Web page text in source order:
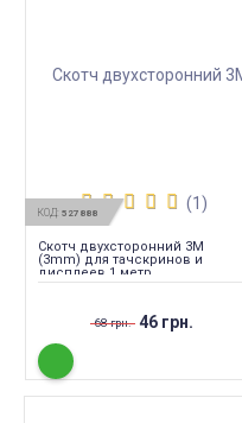
КОД: 527888
(1)
Скотч двухсторонний 3M
(3mm) для тачскринов и
дисплеев 1 метр
68 грн. 46 грн.